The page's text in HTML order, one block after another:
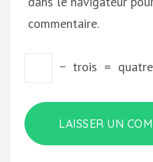
commentaire.
− trois = quatre